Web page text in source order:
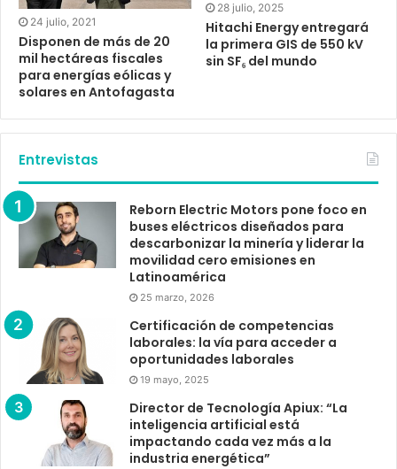
24 julio, 2021
Disponen de más de 20
mil hectáreas fiscales
para energías eólicas y
solares en Antofagasta
28 julio, 2025
Hitachi Energy entregará
la primera GIS de 550 kV
sin SF₆ del mundo
Entrevistas
Reborn Electric Motors pone foco en
buses eléctricos diseñados para
descarbonizar la minería y liderar la
movilidad cero emisiones en
Latinoamérica
25 marzo, 2026
Certificación de competencias
laborales: la vía para acceder a
oportunidades laborales
19 mayo, 2025
Director de Tecnología Apiux: “La
inteligencia artificial está
impactando cada vez más a la
industria energética”